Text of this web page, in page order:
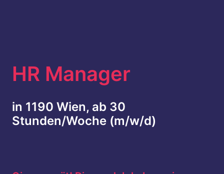
HR Manager
in 1190 Wien, ab 30
Stunden/Woche (m/w/d)